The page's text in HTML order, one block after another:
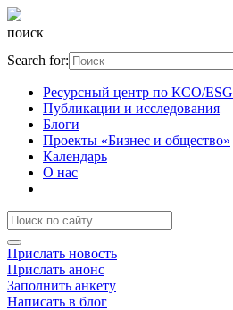
поиск
Search for:
Ресурсный центр по КСО/ESG
Публикации и исследования
Блоги
Проекты «Бизнес и общество»
Календарь
О нас
Прислать новость
Прислать анонс
Заполнить анкету
Написать в блог